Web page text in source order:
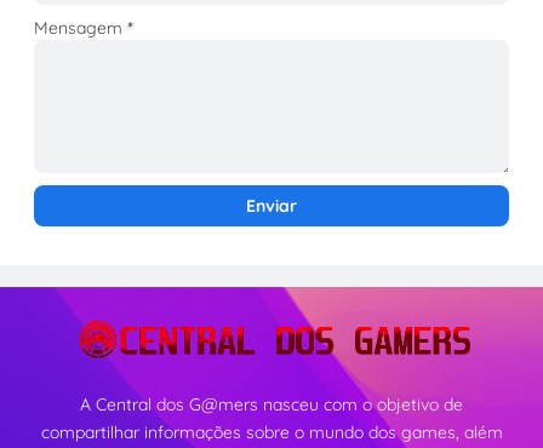
Mensagem*
A Central dos G@mers nasceu com o objetivo de
compartilhar informações sobre o mundo dos games, além